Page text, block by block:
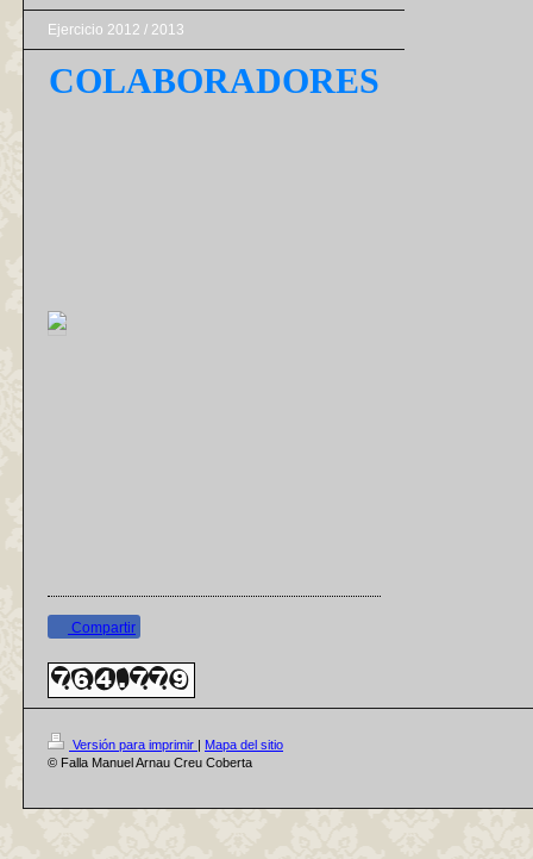
Ejercicio 2012 / 2013
COLABORADORES
Compartir
Versión para imprimir | Mapa del sitio
© Falla Manuel Arnau Creu Coberta